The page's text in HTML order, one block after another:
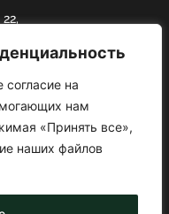
на
нам
«Принять все»,
наших файлов
фотографий ссылка на